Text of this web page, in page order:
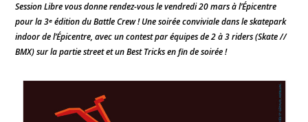
Session Libre vous donne rendez-vous le vendredi 20 mars à l’Épicentre
pour la 3ᵉ édition du Battle Crew ! Une soirée conviviale dans le skatepark
indoor de l’Épicentre, avec un contest par équipes de 2 à 3 riders (Skate //
BMX) sur la partie street et un Best Tricks en fin de soirée !